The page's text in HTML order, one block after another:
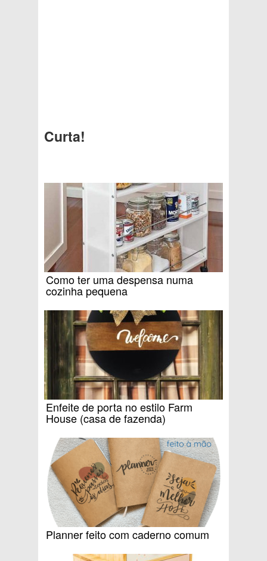
Curta!
Como ter uma despensa numa
cozinha pequena
Enfeite de porta no estilo Farm
House (casa de fazenda)
Planner feito com caderno comum